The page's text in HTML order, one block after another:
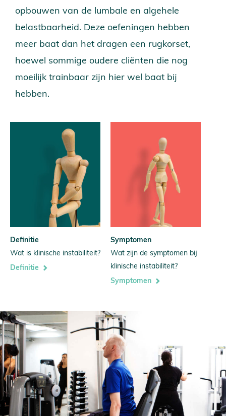
opbouwen van de lumbale en algehele
belastbaarheid. Deze oefeningen hebben
meer baat dan het dragen een rugkorset,
hoewel sommige oudere cliënten die nog
moeilijk trainbaar zijn hier wel baat bij
hebben.
Definitie
Wat is klinische instabiliteit?
Definitie
Symptomen
Wat zijn de symptomen bij
klinische instabiliteit?
Symptomen